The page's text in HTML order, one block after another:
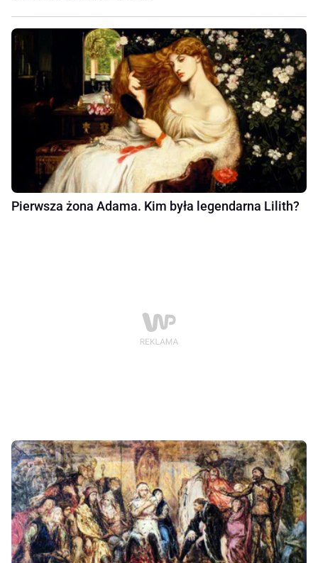
Pierwsza żona Adama. Kim była legendarna Lilith?